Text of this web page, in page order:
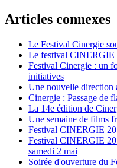
Articles connexes
Le Festival Cinergie
Le festival CINERGIE
Festival Cinergie : un
initiatives
Une nouvelle direction
Cinergie : Passage de
La 14e édition de
Une semaine de films
Festival CINERGIE
Festival CINERGIE
samedi 2 mai
Soirée d'ouverture du